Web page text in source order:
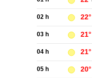
02 h 22°
03 h 21°
04 h 21°
05 h 20°